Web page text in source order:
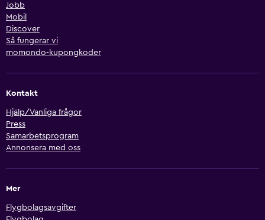
Jobb
Mobil
Discover
Så fungerar vi
momondo-kupongkoder
Kontakt
Hjälp/Vanliga frågor
Press
Samarbetsprogram
Annonsera med oss
Mer
Flygbolagsavgifter